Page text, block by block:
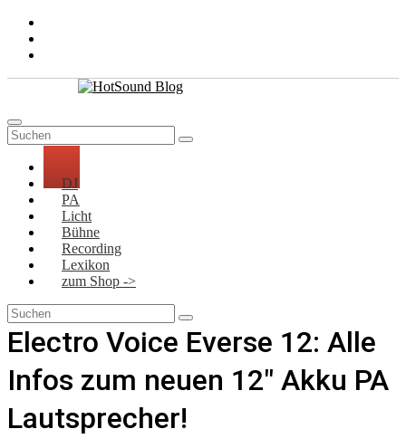
Zum
Inhalt
springen
DJ
PA
Licht
Bühne
Recording
Lexikon
zum Shop ->
Electro Voice Everse 12: Alle
Infos zum neuen 12″ Akku PA
Lautsprecher!